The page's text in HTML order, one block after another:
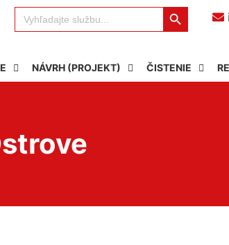
Search
for:
Search Button
NÁVRH (PROJEKT) ČISTENIE